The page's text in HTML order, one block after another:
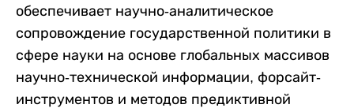
обеспечивает научно-аналитическое
сопровождение государственной политики в
сфере науки на основе глобальных массивов
научно-технической информации, форсайт-
инструментов и методов предиктивной